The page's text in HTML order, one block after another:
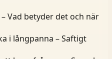
Vad betyder det och när
i långpanna – Saftigt